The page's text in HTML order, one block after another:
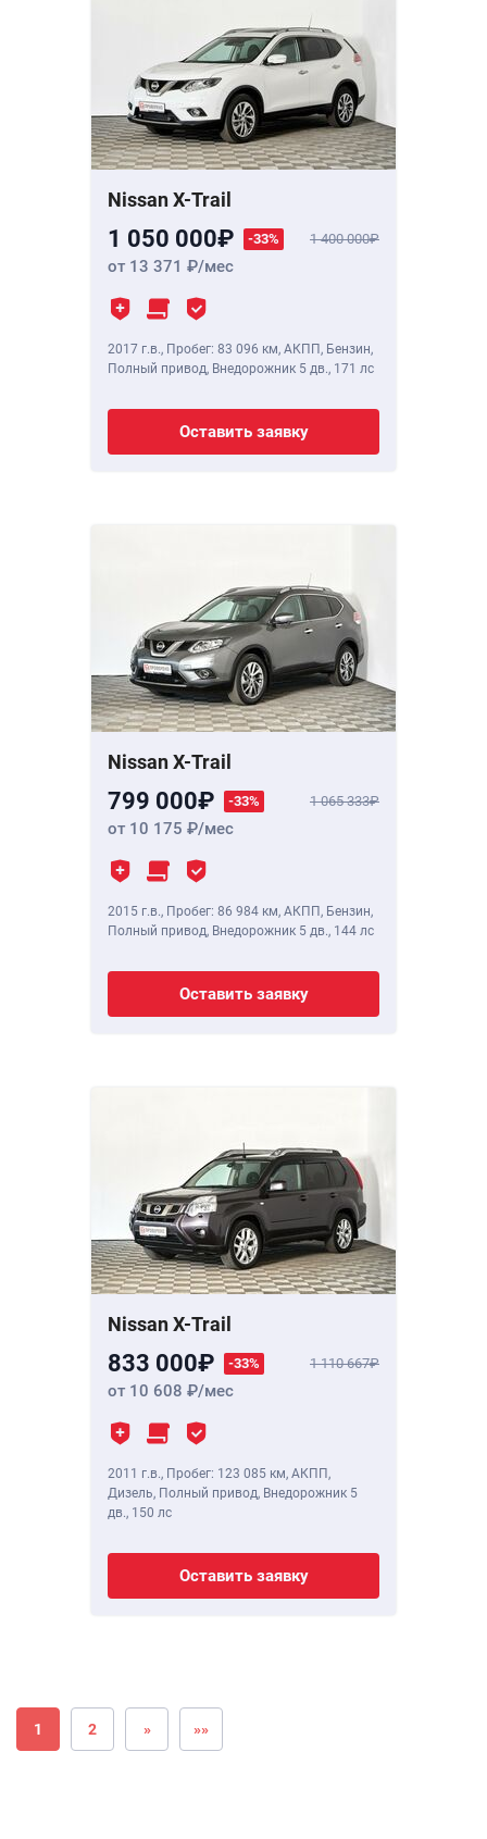
Nissan X-Trail
1 050 000 -33% 1 400 000
от 13 371 /мес
2017 г.в., Пробег: 83 096 км, АКПП, Бензин,
Полный привод, Внедорожник 5 дв., 171 лс
Оставить заявку
Nissan X-Trail
799 000 -33% 1 065 333
от 10 175 /мес
2015 г.в., Пробег: 86 984 км, АКПП, Бензин,
Полный привод, Внедорожник 5 дв., 144 лс
Оставить заявку
Nissan X-Trail
833 000 -33% 1 110 667
от 10 608 /мес
2011 г.в., Пробег: 123 085 км, АКПП,
Дизель, Полный привод, Внедорожник 5
дв., 150 лс
Оставить заявку
1 2 » »»